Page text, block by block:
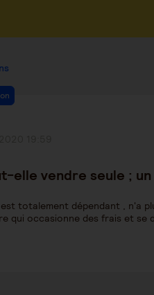
elle vendre seule ;
totalement dépendant , n'a
qui occasionne des frais et